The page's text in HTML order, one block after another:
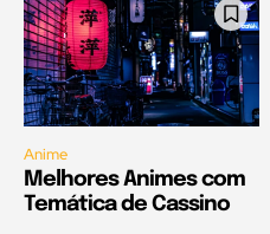
Anime
Melhores Animes com
Temática de Cassino